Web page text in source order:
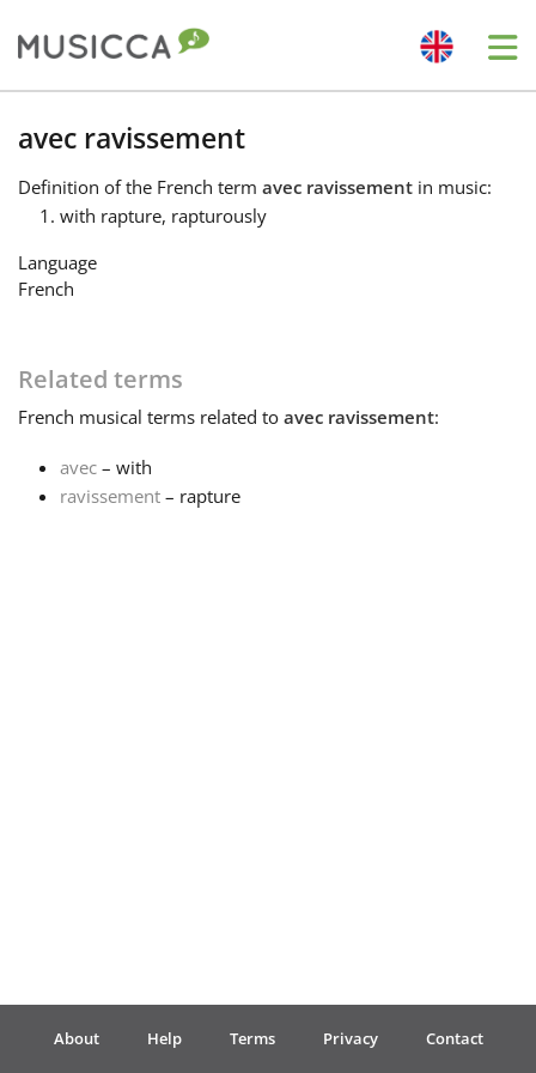
Bahasa Indonesia
Български
Dansk
English
Español
Português
avec ravissement
Definition of the French term avec ravissement in music:
with rapture, rapturously
Language
French
Related terms
French musical terms related to avec ravissement:
avec – with
ravissement – rapture
About Help Terms Privacy Contact